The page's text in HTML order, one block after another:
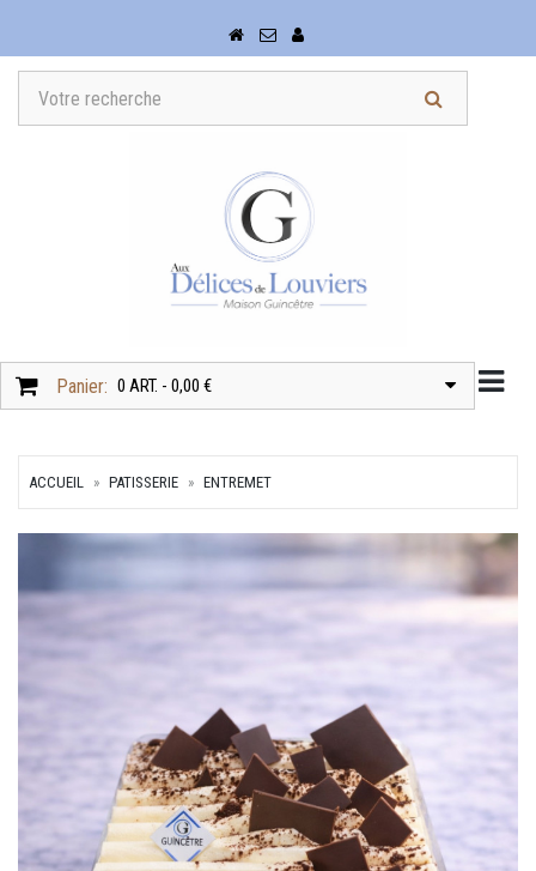
Panier: 0 ART. - 0,00 €
ACCUEIL PATISSERIE ENTREMET